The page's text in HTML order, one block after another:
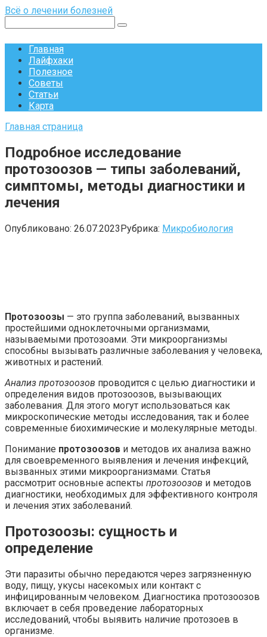
Перейти
контенту
Всё о лечении болезней
Главная
Лайфхаки
Полезное
Советы
Статьи
Карта
Главная страница
Подробное исследование
протозоозов — типы заболеваний,
симптомы, методы диагностики и
лечения
Опубликовано: 26.07.2023Рубрика: Микробиология
Протозоозы — это группа заболеваний, вызванных
простейшими одноклеточными организмами,
называемыми протозоами. Эти микроорганизмы
способны вызывать различные заболевания у человека,
животных и растений.
Анализ протозоозов проводится с целью диагностики и
определения видов протозоозов, вызывающих
заболевания. Для этого могут использоваться как
микроскопические методы исследования, так и более
современные биохимические и молекулярные методы.
Понимание протозоозов и методов их анализа важно
для своевременного выявления и лечения инфекций,
вызванных этими микроорганизмами. Статья
рассмотрит основные аспекты протозоозов и методов
диагностики, необходимых для эффективного контроля
и лечения этих заболеваний.
Протозоозы: сущность и
определение
Эти паразиты обычно передаются через загрязненную
воду, пищу, укусы насекомых или контакт с
инфицированным человеком. Диагностика протозоозов
включает в себя проведение лабораторных
исследований, чтобы выявить наличие протозоев в
организме.